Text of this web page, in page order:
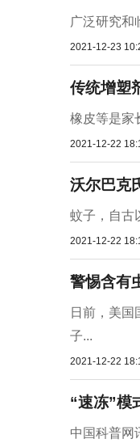
广泛研究和
2021-12-23
传统增塑
橡皮等是家
2021-12-22
沃尔巴克
蚊子，自古
2021-12-22
警惕含有
日前，美
子...
2021-12-22
“速冻”模
中国科普网